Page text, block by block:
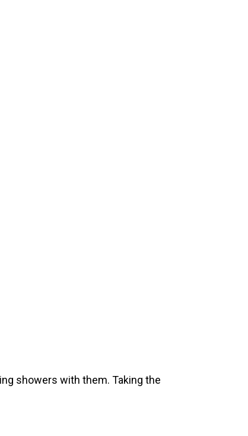
showers with them. Taking the